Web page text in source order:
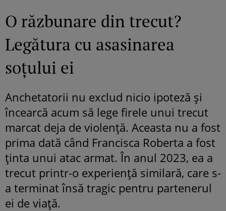
O răzbunare din trecut?
Legătura cu asasinarea
soțului ei
Anchetatorii nu exclud nicio ipoteză și
încearcă acum să lege firele unui trecut
marcat deja de violență. Aceasta nu a fost
prima dată când Francisca Roberta a fost
ținta unui atac armat. În anul 2023, ea a
trecut printr-o experiență similară, care s-
a terminat însă tragic pentru partenerul
ei de viață.